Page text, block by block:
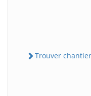
Trouver